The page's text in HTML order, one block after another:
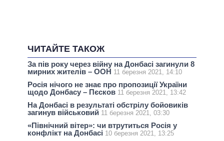
ЧИТАЙТЕ ТАКОЖ
За пів року через війну на Донбасі загинули 8
мирних жителів – ООН 11 березня 2021, 14:10
Росія нічого не знає про пропозиції України
щодо Донбасу – Пєсков 11 березня 2021, 13:42
На Донбасі в результаті обстрілу бойовиків
загинув військовий 11 березня 2021, 03:30
«Північний вітер»: чи втрутиться Росія у
конфлікт на Донбасі 10 березня 2021, 13:25